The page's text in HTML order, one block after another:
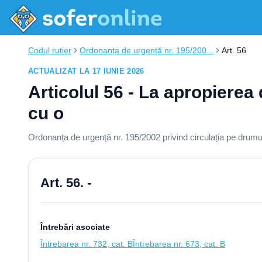
Codul rutier Ordonanța de urgență nr. 195/200... Art. 56
ACTUALIZAT LA 17 IUNIE 2026
Articolul 56 - La
cu o
Ordonanța de urgență nr. 195/2002 privind circulația pe
Art. 56. -
Întrebări asociate
Întrebarea nr. 732, cat. BÎntrebarea nr. 673, cat. B